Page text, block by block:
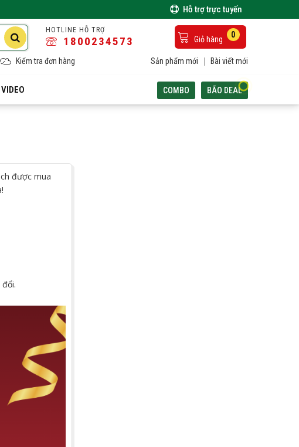
Hỗ trợ trực tuyến
HOTLINE HỖ TRỢ
1800234573 Giỏ hàng 0
Kiểm tra đơn hàng Sản phẩm mới Bài viết mới
VIDEO COMBO BÃO DEAL
được mua